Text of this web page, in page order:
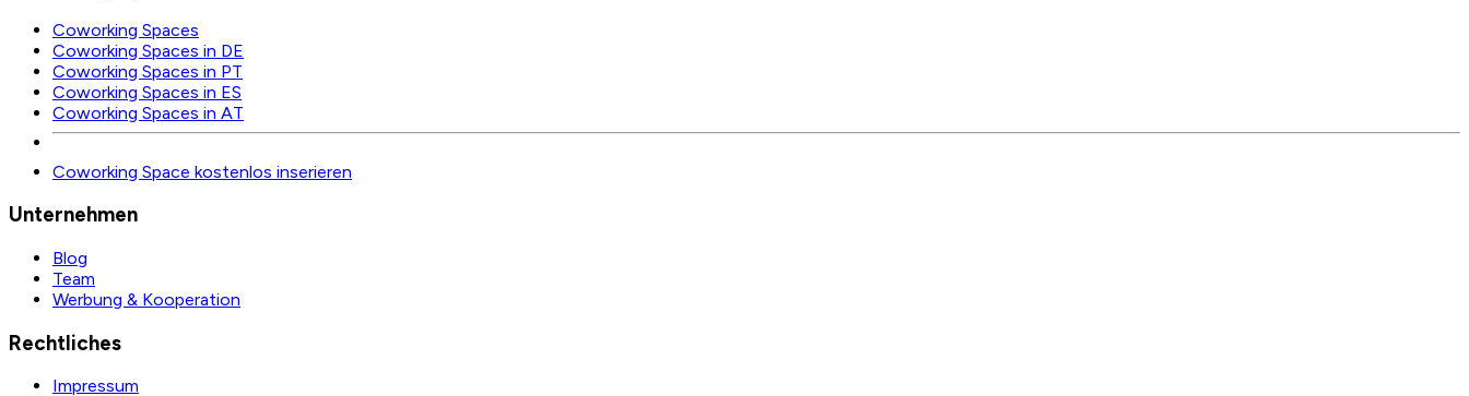
Coworking Spaces
Coworking Spaces in DE
Coworking Spaces in PT
Coworking Spaces in ES
Coworking Spaces in AT
Coworking Space kostenlos inserieren
Unternehmen
Blog
Team
Werbung & Kooperation
Rechtliches
Impressum